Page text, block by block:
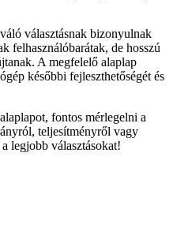
választásnak bizonyulnak
felhasználóbarátak, de hosszú
A megfelelő alaplap
későbbi fejleszthetőségét és
fontos mérlegelni a
teljesítményről vagy
legjobb választásokat!